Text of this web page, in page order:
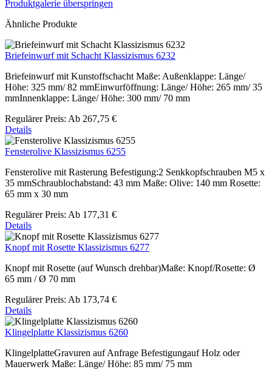
Produktgalerie überspringen
Ähnliche Produkte
Briefeinwurf mit Schacht Klassizismus 6232
Briefeinwurf mit Kunstoffschacht Maße: Außenklappe: Länge/
Höhe: 325 mm/ 82 mmEinwurföffnung: Länge/ Höhe: 265 mm/ 35
mmInnenklappe: Länge/ Höhe: 300 mm/ 70 mm
Regulärer Preis: Ab 267,75 €
Details
Fensterolive Klassizismus 6255
Fensterolive mit Rasterung Befestigung:2 Senkkopfschrauben M5 x
35 mmSchraublochabstand: 43 mm Maße: Olive: 140 mm Rosette:
65 mm x 30 mm
Regulärer Preis: Ab 177,31 €
Details
Knopf mit Rosette Klassizismus 6277
Knopf mit Rosette (auf Wunsch drehbar)Maße: Knopf/Rosette: Ø
65 mm / Ø 70 mm
Regulärer Preis: Ab 173,74 €
Details
Klingelplatte Klassizismus 6260
KlingelplatteGravuren auf Anfrage Befestigungauf Holz oder
Mauerwerk Maße: Länge/ Höhe: 85 mm/ 75 mm